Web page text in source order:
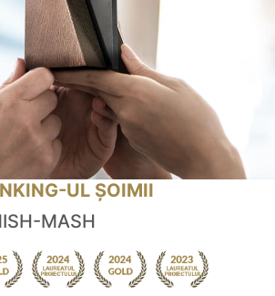
UL ȘOIMII
MASH